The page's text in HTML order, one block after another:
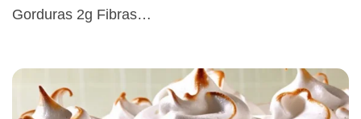
Gorduras 2g Fibras…